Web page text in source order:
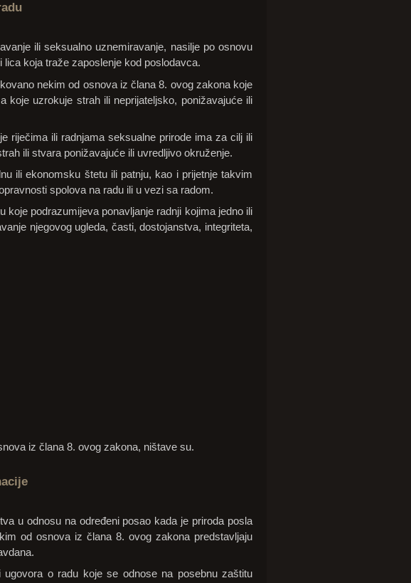
ili seksualno uznemiravanje, nasilje po osnovu
koja traže zaposlenje kod poslodavca.
nekim od osnova iz člana 8. ovog zakona koje
koje uzrokuje strah ili neprijateljsko, ponižavajuće ili
riječima ili radnjama seksualne prirode ima za cilj ili
ili stvara ponižavajuće ili uvredljivo okruženje.
ili ekonomsku štetu ili patnju, kao i prijetnje takvim
spolova na radu ili u vezi sa radom.
podrazumijeva ponavljanje radnji kojima jedno ili
njegovog ugleda, časti, dostojanstva, integriteta,
iz člana 8. ovog zakona, ništave su.
u odnosu na određeni posao kada je priroda posla
od osnova iz člana 8. ovog zakona predstavljaju
o radu koje se odnose na posebnu zaštitu